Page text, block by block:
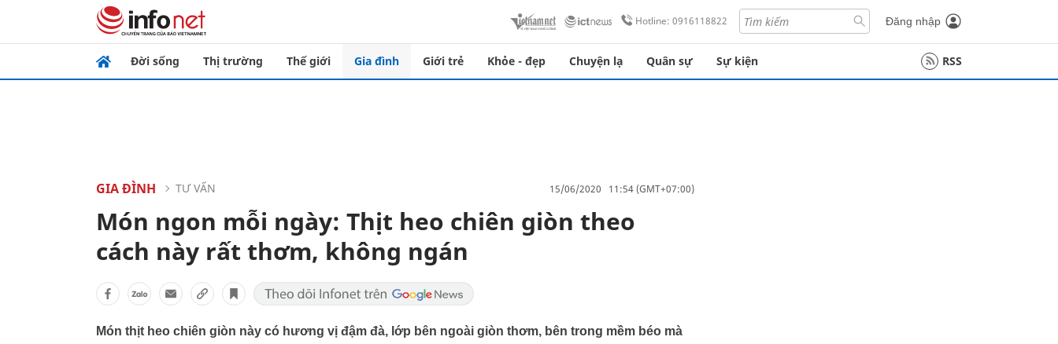
Hotline: 0916118822 Đăng nhập
Đời sống Thị trường Thế giới Gia đình Giới trẻ Khỏe - đẹp Chuyện lạ Quân sự Sự kiện RSS
GIA ĐÌNH TƯ VẤN 15/06/2020 11:54 (GMT+07:00)
Món ngon mỗi ngày: Thịt heo chiên giòn theo
cách này rất thơm, không ngán
Món thịt heo chiên giòn này có hương vị đậm đà, lớp bên ngoài giòn thơm, bên trong mềm béo mà